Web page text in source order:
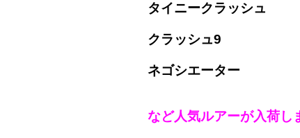
タイニークラッシュ
クラッシュ9
ネゴシエーター
など人気ルアーが入荷し